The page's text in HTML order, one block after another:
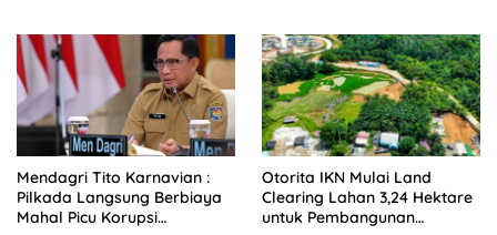
Mendagri Tito Karnavian :
Pilkada Langsung Berbiaya
Mahal Picu Korupsi
Otorita IKN Mulai Land
Clearing Lahan 3,24 Hektare
untuk Pembangunan